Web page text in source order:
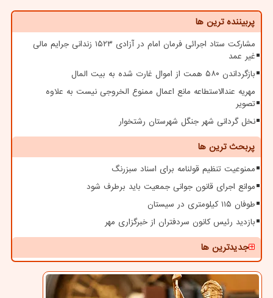
پربیننده ترین ها
مشارکت ستاد اجرائی فرمان امام در آزادی ۱۵۲۳ زندانی جرایم مالی
غیر عمد
بازگرداندن ۵۸۰ همت از اموال غارت شده به بیت المال
مهریه عندالاستطاعه مانع اعمال ممنوع الخروجی نیست به علاوه
تصویر
نخل گردانی شهر جنگل شهرستان رشتخوار
پربحث ترین ها
ممنوعیت تنظیم قولنامه برای اسناد سبزرنگ
موانع اجرای قانون جوانی جمعیت باید برطرف شود
طوفان ۱۱۵ کیلومتری در سیستان
بازدید رئیس کانون سردفتران از خبرگزاری مهر
جدیدترین ها